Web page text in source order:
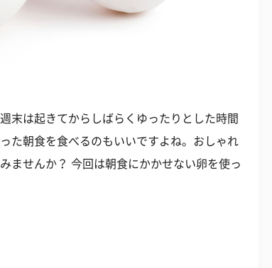
末は起きてからしばらくゆったりとした時間
た朝食を食べるのもいいですよね。おしゃれ
ませんか？ 今回は朝食にかかせない卵を使っ